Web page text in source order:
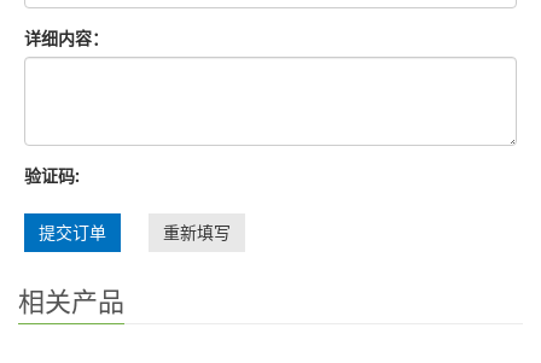
详细内容：
验证码:
提交订单 重新填写
相关产品